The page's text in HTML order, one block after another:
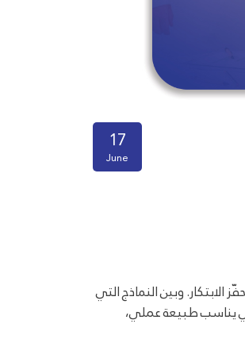
17
June
وبين النماذج التي
يناسب طبيعة عملي،